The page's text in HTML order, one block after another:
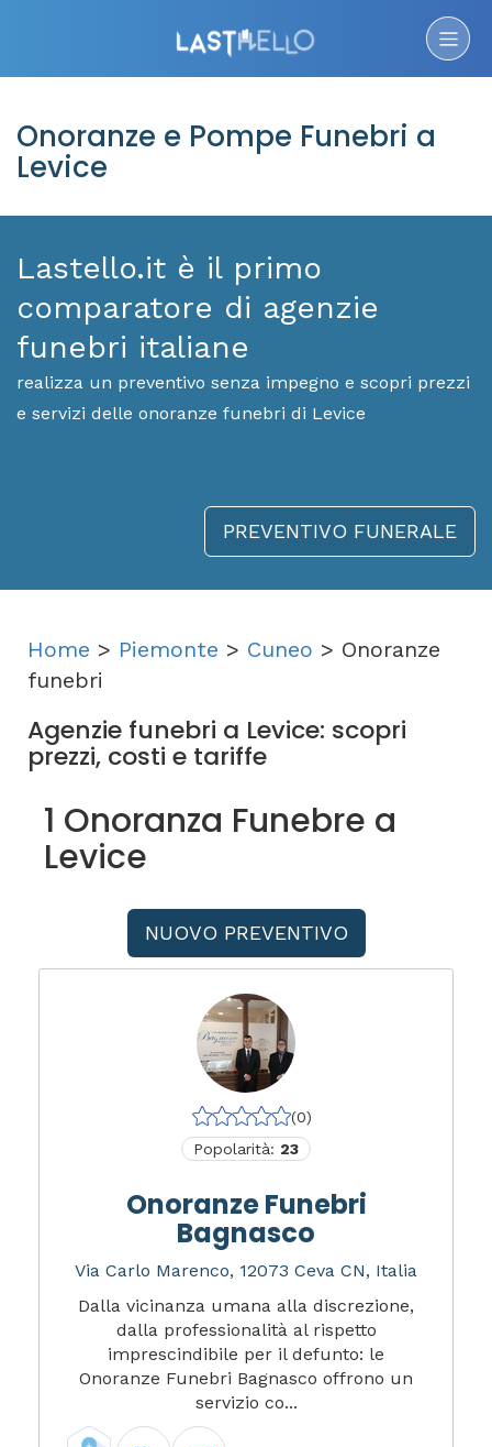
Onoranze e Pompe Funebri a
Levice
Lastello.it è il primo
comparatore di agenzie
funebri italiane
realizza un preventivo senza impegno e scopri prezzi
e servizi delle onoranze funebri di Levice
PREVENTIVO FUNERALE
Home > Piemonte > Cuneo > Onoranze
funebri
Agenzie funebri a Levice: scopri
prezzi, costi e tariffe
1 Onoranza Funebre a
Levice
NUOVO PREVENTIVO
(0)
Popolarità: 23
Onoranze Funebri
Bagnasco
Via Carlo Marenco, 12073 Ceva CN, Italia
Dalla vicinanza umana alla discrezione,
dalla professionalità al rispetto
imprescindibile per il defunto: le
Onoranze Funebri Bagnasco offrono un
servizio co...